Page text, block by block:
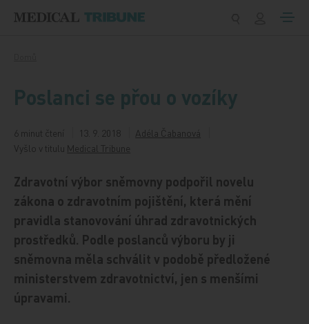
Poslanci se přou o vozíky
6 minut čtení 13. 9. 2018
Adéla Čabanová
Vyšlo v titulu Medical Tribune
Zdravotní výbor sněmovny podpořil novelu
zákona o zdravotním pojištění, která mění
pravidla stanovování úhrad zdravotnických
prostředků. Podle poslanců výboru by ji
sněmovna měla schválit v podobě předložené
ministerstvem zdravotnictví, jen s menšími
úpravami.